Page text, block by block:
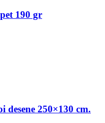
190 gr
desene 250×130 cm.